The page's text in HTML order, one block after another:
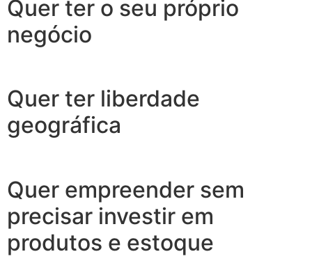
Quer ter o seu próprio
negócio
Quer ter liberdade
geográfica
Quer empreender sem
precisar investir em
produtos e estoque